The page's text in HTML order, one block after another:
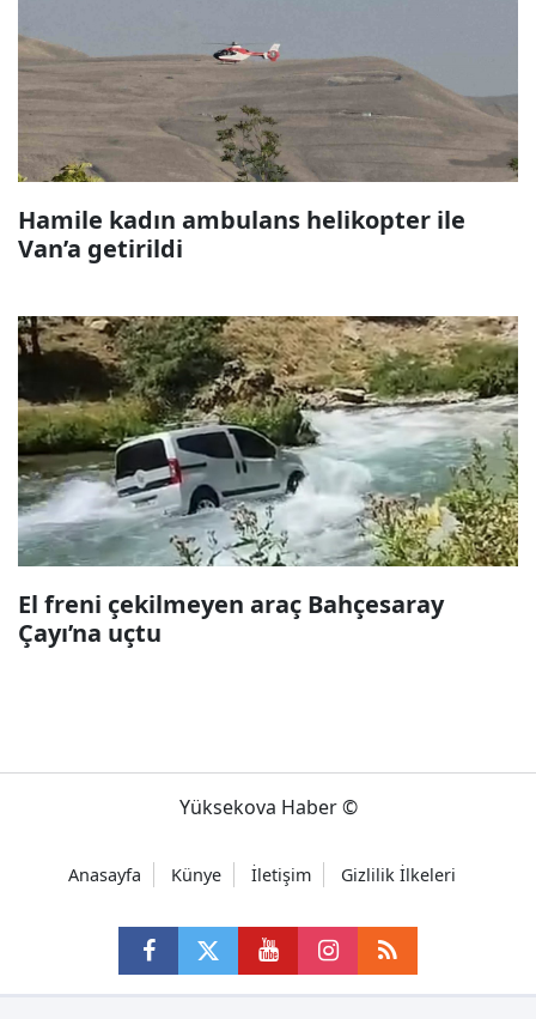
Hamile kadın ambulans helikopter ile
Van’a getirildi
El freni çekilmeyen araç Bahçesaray
Çayı’na uçtu
Yüksekova Haber ©
Anasayfa Künye İletişim Gizlilik İlkeleri